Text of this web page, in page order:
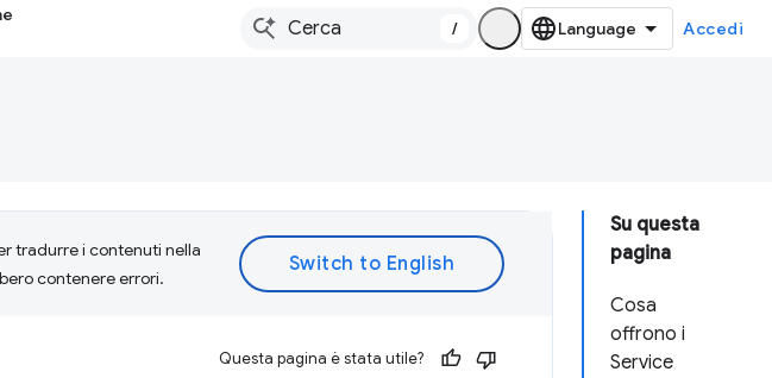
/ Accedi
Su questa
pagina
Cosa
offrono i
Service
tradurre i contenuti nella
contenere errori.
Questa pagina è stata utile?